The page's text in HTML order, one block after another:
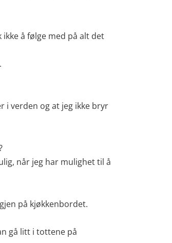
å følge med på alt det
i verden og at jeg ikke bryr
når jeg har mulighet til å
på kjøkkenbordet.
gå litt i tottene på